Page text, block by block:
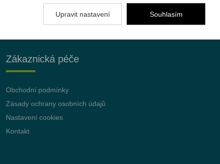
Zákaznická péče
Obchodní podmínky
Zásady ochrany osobních údajů
Nastavení cookies
Kontakt
Upravit nastavení Souhlasím